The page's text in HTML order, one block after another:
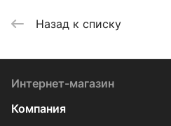
Назад к списку
Интернет-магазин
Компания